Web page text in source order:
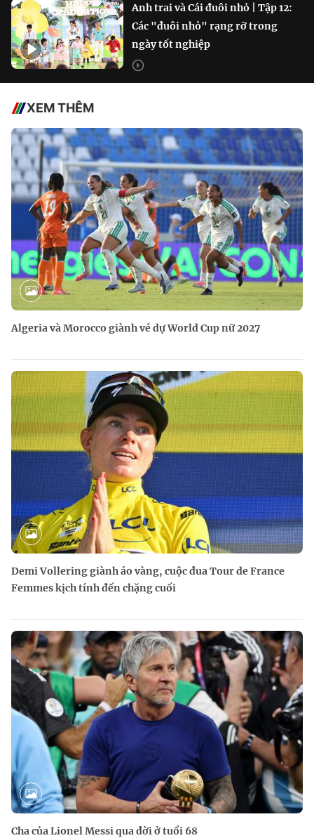
Anh trai và Cái đuôi nhỏ | Tập 12:
Các "đuôi nhỏ" rạng rỡ trong
ngày tốt nghiệp
XEM THÊM
Algeria và Morocco giành vé dự World Cup nữ 2027
Demi Vollering giành áo vàng, cuộc đua Tour de France
Femmes kịch tính đến chặng cuối
Cha của Lionel Messi qua đời ở tuổi 68